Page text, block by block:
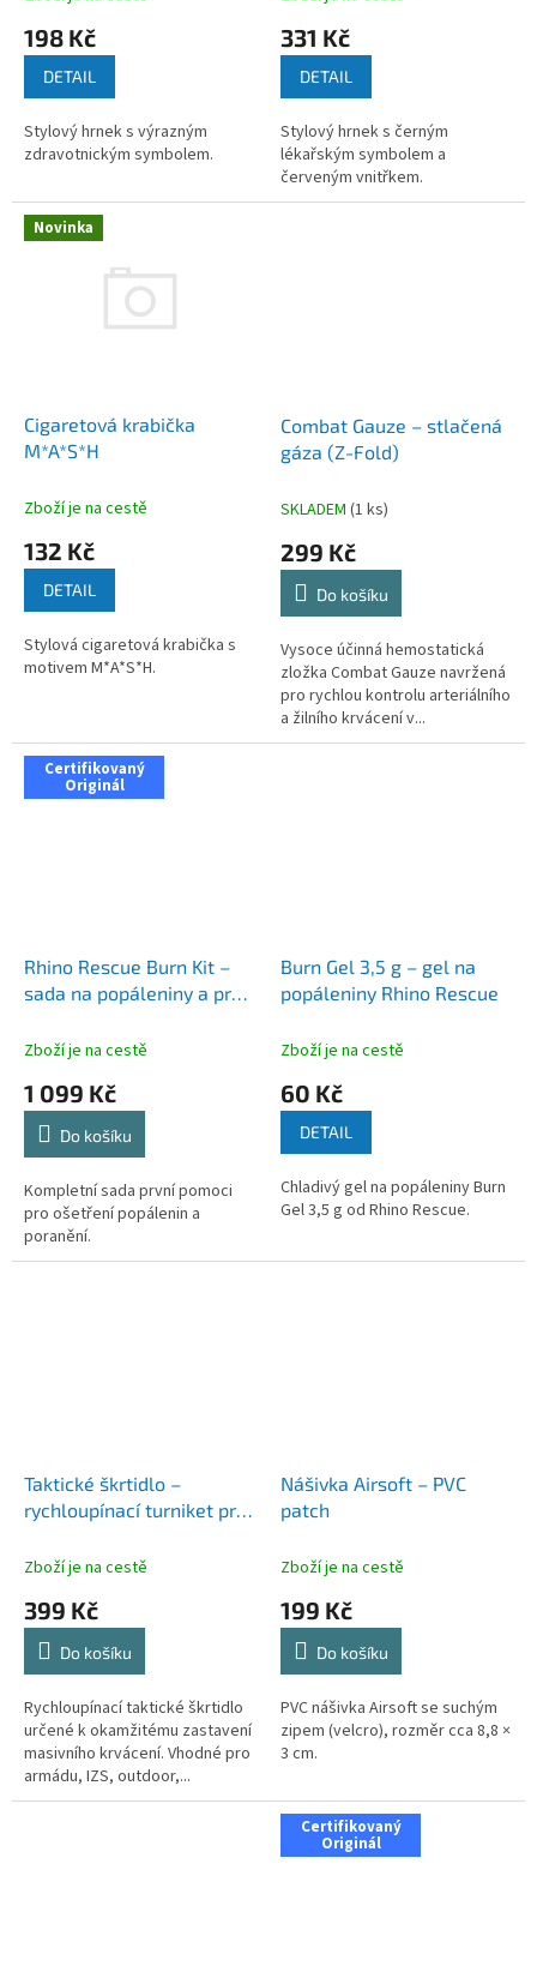
198 Kč
DETAIL
Stylový hrnek s výrazným
zdravotnickým symbolem.
331 Kč
DETAIL
Stylový hrnek s černým
lékařským symbolem a
červeným vnitřkem.
Novinka
Cigaretová krabička
M*A*S*H
Zboží je na cestě
132 Kč
DETAIL
Stylová cigaretová krabička s
motivem M*A*S*H.
Combat Gauze – stlačená
gáza (Z-Fold)
SKLADEM (1 ks)
299 Kč
Do košíku
Vysoce účinná hemostatická
zložka Combat Gauze navržená
pro rychlou kontrolu arteriálního
a žilního krvácení v...
Certifikovaný
Originál
Rhino Rescue Burn Kit –
sada na popáleniny a první
Zboží je na cestě
1 099 Kč
Do košíku
Kompletní sada první pomoci
pro ošetření popálenin a
poranění.
Burn Gel 3,5 g – gel na
popáleniny Rhino Rescue
Zboží je na cestě
60 Kč
DETAIL
Chladivý gel na popáleniny Burn
Gel 3,5 g od Rhino Rescue.
Taktické škrtidlo –
rychloupínací turniket pro
Zboží je na cestě
399 Kč
Do košíku
Rychloupínací taktické škrtidlo
určené k okamžitému zastavení
masivního krvácení. Vhodné pro
armádu, IZS, outdoor,...
Nášivka Airsoft – PVC
patch
Zboží je na cestě
199 Kč
Do košíku
PVC nášivka Airsoft se suchým
zipem (velcro), rozměr cca 8,8 ×
3 cm.
Certifikovaný
Originál